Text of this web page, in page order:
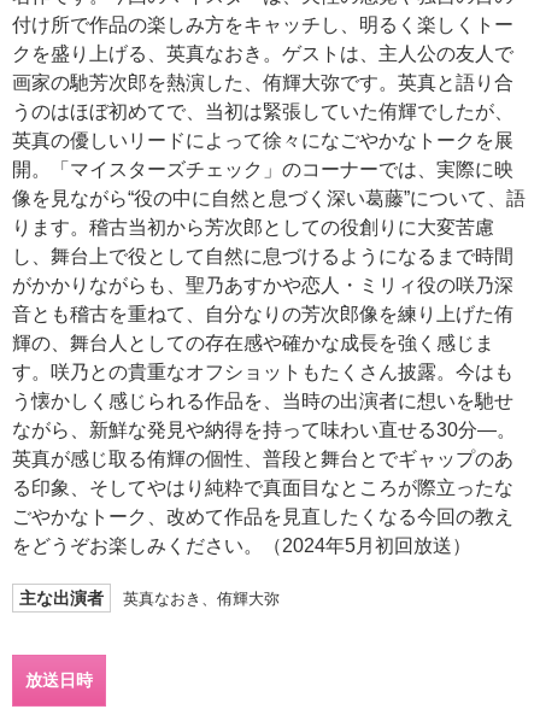
付け所で作品の楽しみ方をキャッチし、明るく楽しくトー
クを盛り上げる、英真なおき。ゲストは、主人公の友人で
画家の馳芳次郎を熱演した、侑輝大弥です。英真と語り合
うのはほぼ初めてで、当初は緊張していた侑輝でしたが、
英真の優しいリードによって徐々になごやかなトークを展
開。「マイスターズチェック」のコーナーでは、実際に映
像を見ながら“役の中に自然と息づく深い葛藤”について、語
ります。稽古当初から芳次郎としての役創りに大変苦慮
し、舞台上で役として自然に息づけるようになるまで時間
がかかりながらも、聖乃あすかや恋人・ミリィ役の咲乃深
音とも稽古を重ねて、自分なりの芳次郎像を練り上げた侑
輝の、舞台人としての存在感や確かな成長を強く感じま
す。咲乃との貴重なオフショットもたくさん披露。今はも
う懐かしく感じられる作品を、当時の出演者に想いを馳せ
ながら、新鮮な発見や納得を持って味わい直せる30分―。
英真が感じ取る侑輝の個性、普段と舞台とでギャップのあ
る印象、そしてやはり純粋で真面目なところが際立ったな
ごやかなトーク、改めて作品を見直したくなる今回の教え
をどうぞお楽しみください。（2024年5月初回放送）
主な出演者 英真なおき、侑輝大弥
放送日時